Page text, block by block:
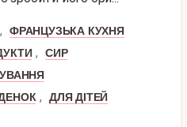
,
ФРАНЦУЗЬКА КУХНЯ
,
СИР
,
ДЛЯ ДІТЕЙ